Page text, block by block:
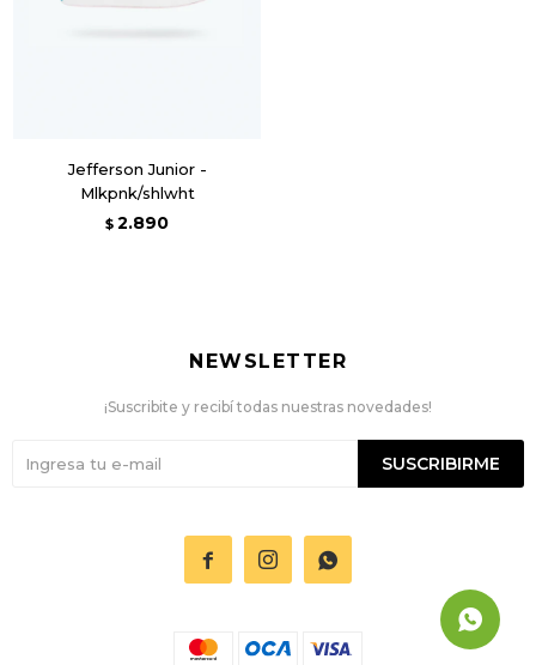
Jefferson Junior -
Mlkpnk/shlwht
$ 2.890
  
NEWSLETTER
¡Suscribite y recibí todas nuestras novedades!
SUSCRIBIRME